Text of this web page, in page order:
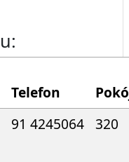
Telefon
91 4245064 320